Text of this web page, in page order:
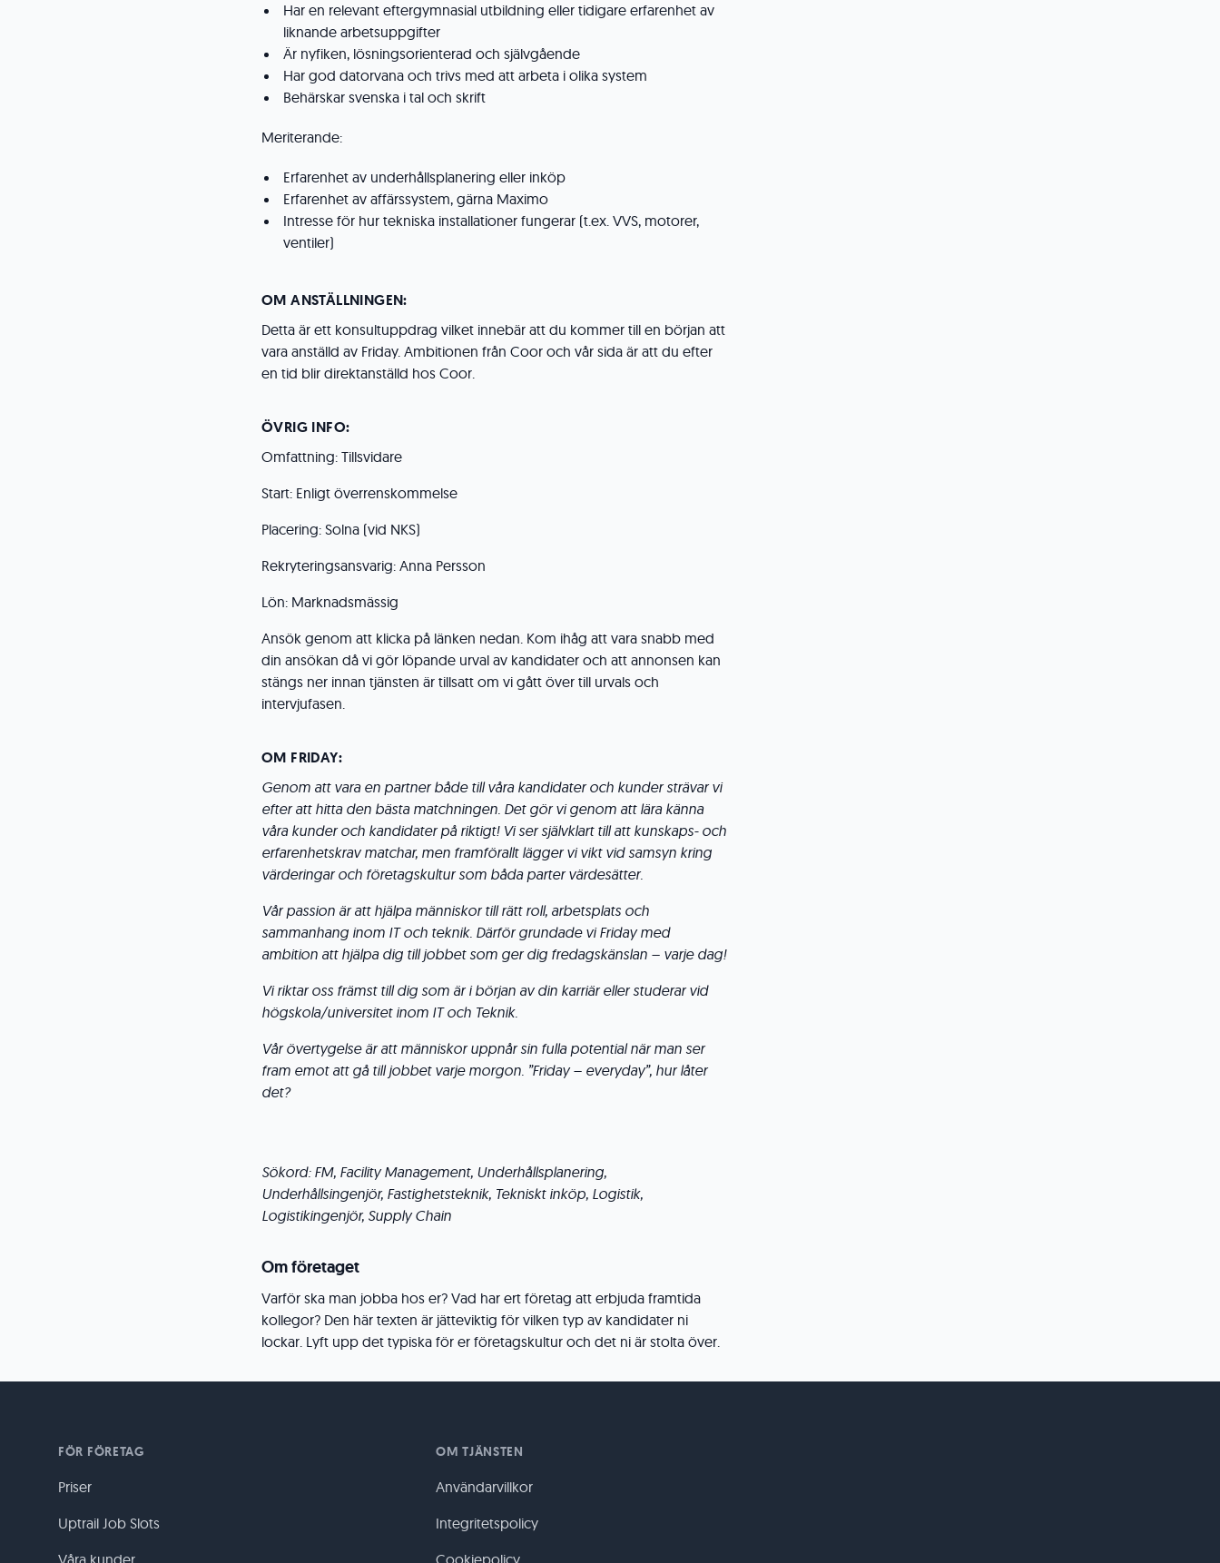
Har en relevant eftergymnasial utbildning eller tidigare erfarenhet av
liknande arbetsuppgifter
Är nyfiken, lösningsorienterad och självgående
Har god datorvana och trivs med att arbeta i olika system
Behärskar svenska i tal och skrift
Meriterande:
Erfarenhet av underhållsplanering eller inköp
Erfarenhet av affärssystem, gärna Maximo
Intresse för hur tekniska installationer fungerar (t.ex. VVS, motorer,
ventiler)
OM ANSTÄLLNINGEN:
Detta är ett konsultuppdrag vilket innebär att du kommer till en början att
vara anställd av Friday. Ambitionen från Coor och vår sida är att du efter
en tid blir direktanställd hos Coor.
ÖVRIG INFO:
Omfattning: Tillsvidare
Start: Enligt överrenskommelse
Placering: Solna (vid NKS)
Rekryteringsansvarig: Anna Persson
Lön: Marknadsmässig
Ansök genom att klicka på länken nedan. Kom ihåg att vara snabb med
din ansökan då vi gör löpande urval av kandidater och att annonsen kan
stängs ner innan tjänsten är tillsatt om vi gått över till urvals och
intervjufasen.
OM FRIDAY:
Genom att vara en partner både till våra kandidater och kunder strävar vi
efter att hitta den bästa matchningen. Det gör vi genom att lära känna
våra kunder och kandidater på riktigt! Vi ser självklart till att kunskaps- och
erfarenhetskrav matchar, men framförallt lägger vi vikt vid samsyn kring
värderingar och företagskultur som båda parter värdesätter.
Vår passion är att hjälpa människor till rätt roll, arbetsplats och
sammanhang inom IT och teknik. Därför grundade vi Friday med
ambition att hjälpa dig till jobbet som ger dig fredagskänslan – varje dag!
Vi riktar oss främst till dig som är i början av din karriär eller studerar vid
högskola/universitet inom IT och Teknik.
Vår övertygelse är att människor uppnår sin fulla potential när man ser
fram emot att gå till jobbet varje morgon. ”Friday – everyday”, hur låter
det?
Sökord: FM, Facility Management, Underhållsplanering,
Underhållsingenjör, Fastighetsteknik, Tekniskt inköp, Logistik,
Logistikingenjör, Supply Chain
Om företaget
Varför ska man jobba hos er? Vad har ert företag att erbjuda framtida
kollegor? Den här texten är jätteviktig för vilken typ av kandidater ni
lockar. Lyft upp det typiska för er företagskultur och det ni är stolta över.
FÖR FÖRETAG
Priser
Uptrail Job Slots
Våra kunder
OM TJÄNSTEN
Användarvillkor
Integritetspolicy
Cookiepolicy